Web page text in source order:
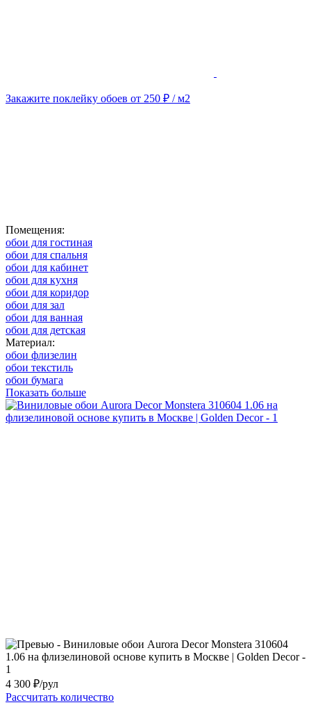
Закажите поклейку обоев от 250 ₽ / м2
Помещения:
обои для гостиная
обои для спальня
обои для кабинет
обои для кухня
обои для коридор
обои для зал
обои для ванная
обои для детская
Материал:
обои флизелин
обои текстиль
обои бумага
Показать больше
4 300 ₽/рул
Рассчитать количество